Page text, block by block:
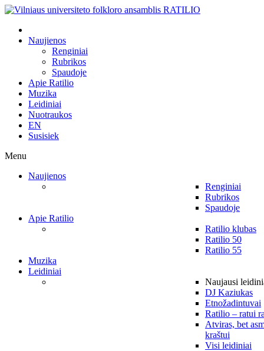
Naujienos
Renginiai
Rubrikos
Spaudoje
Apie Ratilio
Muzika
Leidiniai
Nuotraukos
EN
Susisiek
Menu
Naujienos
Renginiai
Rubrikos
Spaudoje
Apie Ratilio
Ratilio klubas
Ratilio 50
Ratilio 55
Muzika
Leidiniai
Naujausi
DJ Kaziukas
Etnožadintuvai
Ratilio – ratui
Atviras, bet
kraštui
Visi leidiniai